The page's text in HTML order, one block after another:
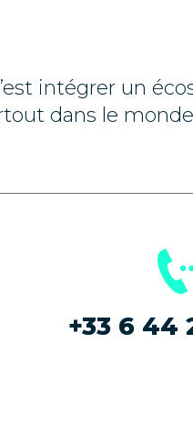
intégrer un
dans le
+33 6 44